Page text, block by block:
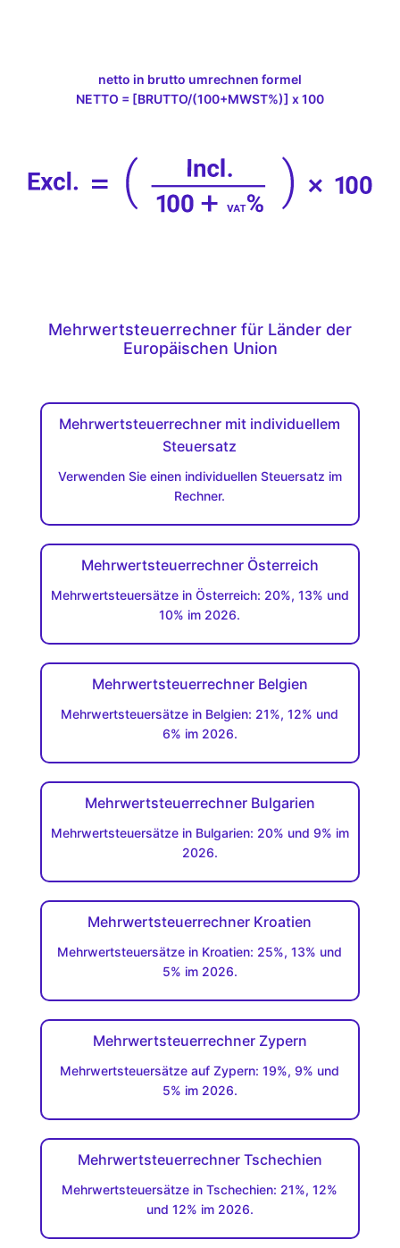
netto in brutto umrechnen formel
NETTO = [BRUTTO/(100+MWST%)] x 100
Mehrwertsteuerrechner für Länder der
Europäischen Union
Mehrwertsteuerrechner mit individuellem
Steuersatz
Verwenden Sie einen individuellen Steuersatz im
Rechner.
Mehrwertsteuerrechner Österreich
Mehrwertsteuersätze in Österreich: 20%, 13% und
10% im 2026.
Mehrwertsteuerrechner Belgien
Mehrwertsteuersätze in Belgien: 21%, 12% und
6% im 2026.
Mehrwertsteuerrechner Bulgarien
Mehrwertsteuersätze in Bulgarien: 20% und 9% im
2026.
Mehrwertsteuerrechner Kroatien
Mehrwertsteuersätze in Kroatien: 25%, 13% und
5% im 2026.
Mehrwertsteuerrechner Zypern
Mehrwertsteuersätze auf Zypern: 19%, 9% und
5% im 2026.
Mehrwertsteuerrechner Tschechien
Mehrwertsteuersätze in Tschechien: 21%, 12%
und 12% im 2026.